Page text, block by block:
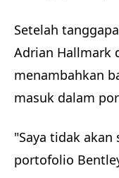
Setelah
Adrian Hallmark
menambahkan
masuk dalam
"Saya tidak
portofolio